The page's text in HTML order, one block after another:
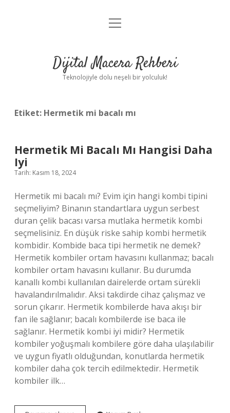
Anasayfa
Yasal Uyarı
menüyü
Dijital Macera Rehberi
Teknolojiyle dolu neşeli bir yolculuk!
Etiket: Hermetik mi bacalı mı
Hermetik Mi Bacalı Mı Hangisi Daha
Iyi
Tarih: Kasım 18, 2024
Hermetik mi bacalı mı? Evim için hangi kombi tipini
seçmeliyim? Binanın standartlara uygun serbest
duran çelik bacası varsa mutlaka hermetik kombi
seçmelisiniz. En düşük riske sahip kombi hermetik
kombidir. Kombide baca tipi hermetik ne demek?
Hermetik kombiler ortam havasını kullanmaz; bacalı
kombiler ortam havasını kullanır. Bu durumda
kanallı kombi kullanılan dairelerde ortam sürekli
havalandırılmalıdır. Aksi takdirde cihaz çalışmaz ve
sorun çıkarır. Hermetik kombilerde hava akışı bir
fan ile sağlanır; bacalı kombilerde ise baca ile
sağlanır. Hermetik kombi iyi midir? Hermetik
kombiler yoğuşmalı kombilere göre daha ulaşılabilir
ve uygun fiyatlı olduğundan, konutlarda hermetik
kombiler daha çok tercih edilmektedir. Hermetik
kombiler ilk…